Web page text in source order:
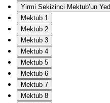
Yirmi Sekizinci Mektub’un
Mektub 1
Mektub 2
Mektub 3
Mektub 4
Mektub 5
Mektub 6
Mektub 7
Mektub 8